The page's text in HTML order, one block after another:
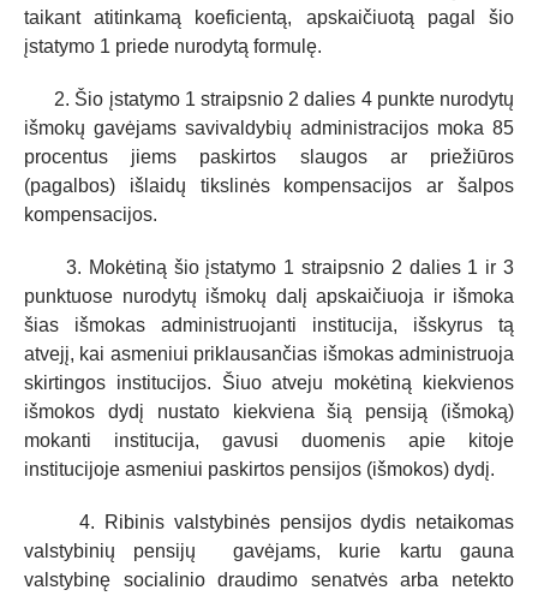
taikant atitinkamą koeficientą, apskaičiuotą pagal šio
įstatymo 1 priede nurodytą formulę.
2. Šio įstatymo 1 straipsnio 2 dalies 4 punkte nurodytų
išmokų gavėjams savivaldybių administracijos moka 85
procentus jiems paskirtos slaugos ar priežiūros
(pagalbos) išlaidų tikslinės kompensacijos ar šalpos
kompensacijos.
3. Mokėtiną šio įstatymo 1 straipsnio 2 dalies 1 ir 3
punktuose nurodytų išmokų dalį apskaičiuoja ir išmoka
šias išmokas administruojanti institucija, išskyrus tą
atvejį, kai asmeniui priklausančias išmokas administruoja
skirtingos institucijos. Šiuo atveju mokėtiną kiekvienos
išmokos dydį nustato kiekviena šią pensiją (išmoką)
mokanti institucija, gavusi duomenis apie kitoje
institucijoje asmeniui paskirtos pensijos (išmokos) dydį.
4. Ribinis valstybinės pensijos dydis netaikomas
valstybinių pensijų gavėjams, kurie
kartu gauna
valstybinę socialinio draudimo senatvės arba netekto